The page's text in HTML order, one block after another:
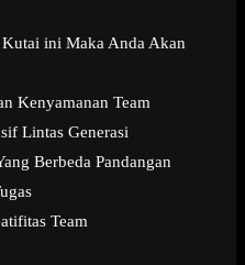
ini Maka Anda Akan
Kenyamanan Team
Lintas Generasi
Berbeda Pandangan
Team